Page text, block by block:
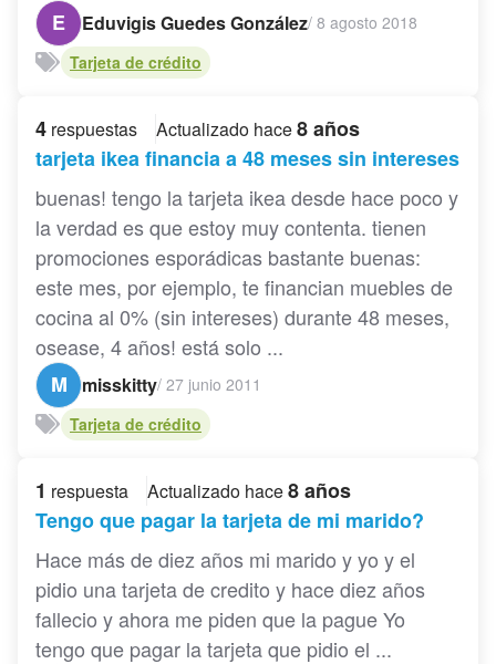
E
Eduvigis Guedes González/ 8 agosto 2018
Tarjeta de crédito
4 respuestas Actualizado hace8 años
tarjeta ikea financia a 48 meses sin intereses
buenas! tengo la tarjeta ikea desde hace poco y
la verdad es que estoy muy contenta. tienen
promociones esporádicas bastante buenas:
este mes, por ejemplo, te financian muebles de
cocina al 0% (sin intereses) durante 48 meses,
osease, 4 años! está solo ...
M
misskitty/ 27 junio 2011
Tarjeta de crédito
1 respuesta Actualizado hace8 años
Tengo que pagar la tarjeta de mi marido?
Hace más de diez años mi marido y yo y el
pidio una tarjeta de credito y hace diez años
fallecio y ahora me piden que la pague Yo
tengo que pagar la tarjeta que pidio el ...